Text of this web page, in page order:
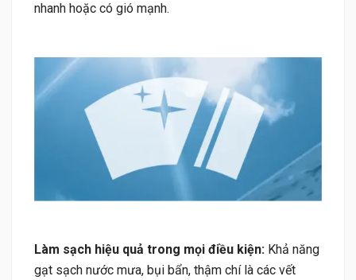
nhanh hoặc có gió mạnh.
Làm sạch hiệu quả trong mọi điều kiện: Khả năng
gạt sạch nước mưa, bụi bẩn, thậm chí là các vết